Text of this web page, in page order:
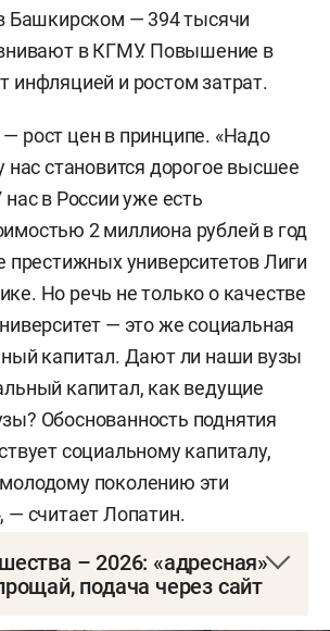
Башкирском — 394 тысячи
в КГМУ. Повышение в
инфляцией и ростом затрат.
рост цен в принципе. «Надо
нас становится дорогое высшее
в России уже есть
2 миллиона рублей в год
престижных университетов Лиги
Но речь не только о качестве
— это же социальная
капитал. Дают ли наши вузы
капитал, как ведущие
Обоснованность поднятия
социальному капиталу,
поколению эти
— считает Лопатин.
– 2026: «адресная»
подача через сайт